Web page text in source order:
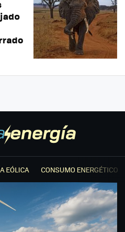
EÓLICA CONSUMO ENERGÉTICO